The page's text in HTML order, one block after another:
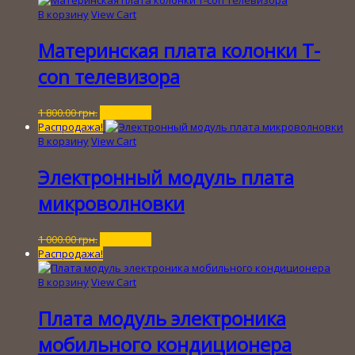
1
В корзинуView Cart
Материнская плата колонки T-
con телевизора
1 800.00грн.
цена
составляла
цена:
Распродажа!
В корзинуView Cart
Электронный модуль плата
микроволновки
1 000.00грн.
цена
составляла
1
100.00 грн..
Распродажа!
В корзинуView Cart
Плата модуль электроника
мобильного кондиционера